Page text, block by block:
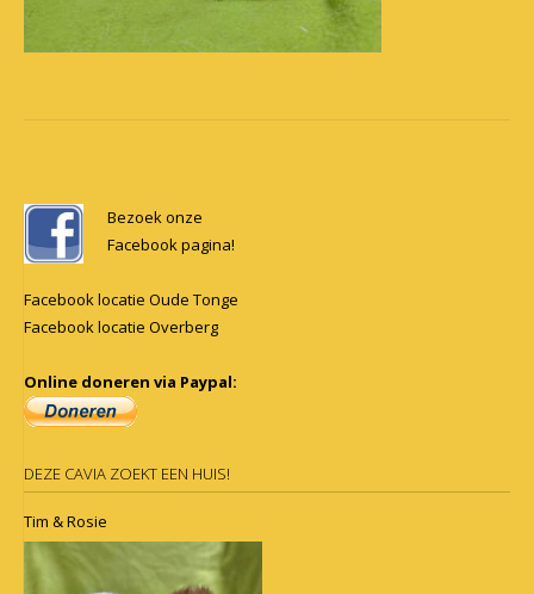
navigation
Bezoek onze
Facebook pagina!
Facebook locatie Oude Tonge
Facebook locatie Overberg
Online doneren via Paypal:
DEZE CAVIA ZOEKT EEN HUIS!
Tim & Rosie